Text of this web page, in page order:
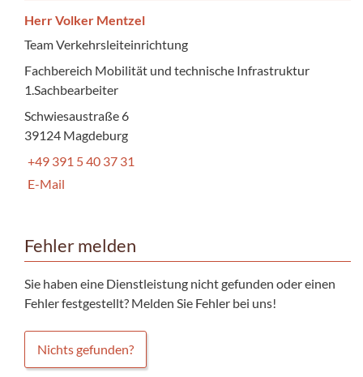
Herr Volker Mentzel
Team Verkehrsleiteinrichtung
Fachbereich Mobilität und technische Infrastruktur
1.Sachbearbeiter
Schwiesaustraße 6
39124 Magdeburg
+49 391 5 40 37 31
E-Mail
Fehler melden
Sie haben eine Dienstleistung nicht gefunden oder einen
Fehler festgestellt? Melden Sie Fehler bei uns!
Nichts gefunden?